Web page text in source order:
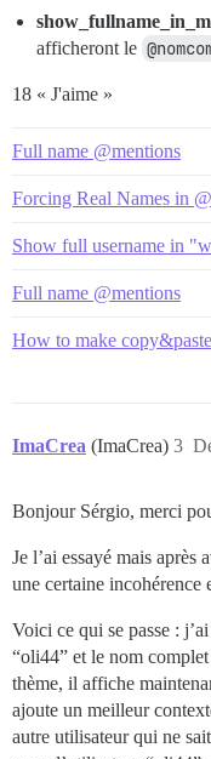
afficheront le
18 « J'aime »
Full name @mentions
Forcing Real Names in
Show full username in
Full name @mentions
How to make
ImaCrea (ImaCrea) 3
Bonjour Sérgio, merci
Je l’ai essayé mais après
une certaine incohérence
Voici ce qui se passe :
“oli44” et le nom
thème, il affiche
ajoute un meilleur
autre utilisateur qui ne